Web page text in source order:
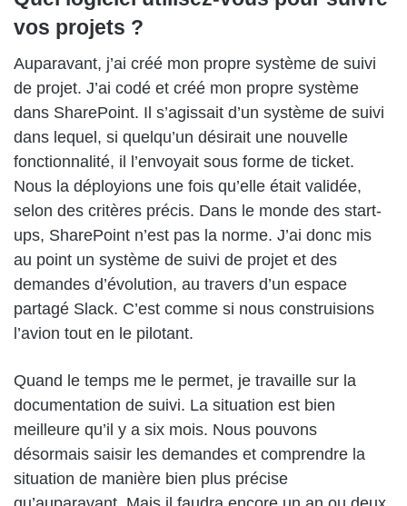
vos projets ?
Auparavant, j’ai créé mon propre système de suivi
de projet. J’ai codé et créé mon propre système
dans SharePoint. Il s’agissait d’un système de suivi
dans lequel, si quelqu’un désirait une nouvelle
fonctionnalité, il l’envoyait sous forme de ticket.
Nous la déployions une fois qu’elle était validée,
selon des critères précis. Dans le monde des start-
ups, SharePoint n’est pas la norme. J’ai donc mis
au point un système de suivi de projet et des
demandes d’évolution, au travers d’un espace
partagé Slack. C’est comme si nous construisions
l’avion tout en le pilotant.
Quand le temps me le permet, je travaille sur la
documentation de suivi. La situation est bien
meilleure qu’il y a six mois. Nous pouvons
désormais saisir les demandes et comprendre la
situation de manière bien plus précise